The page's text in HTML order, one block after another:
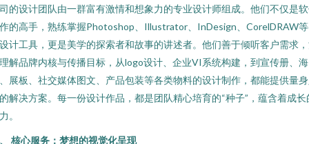
的设计团队由一群富有激情和想象力的专业设计师组成。他们不仅是
的高手，熟练掌握Photoshop、Illustrator、InDesign、CorelDRAW
计工具，更是美学的探索者和故事的讲述者。他们善于倾听客户需求
解品牌内核与传播目标，从logo设计、企业VI系统构建，到宣传册、海
展板、社交媒体图文、产品包装等各类物料的设计制作，都能提供量
解决方案。每一份设计作品，都是团队精心培育的“种子”，蕴含着成长
。
核心服务：梦想的视觉化呈现